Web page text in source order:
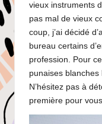
vieux instruments
pas mal de vieux
coup, j’ai décidé
bureau certains
profession. Pour
punaises
N’hésitez pas à
première pour